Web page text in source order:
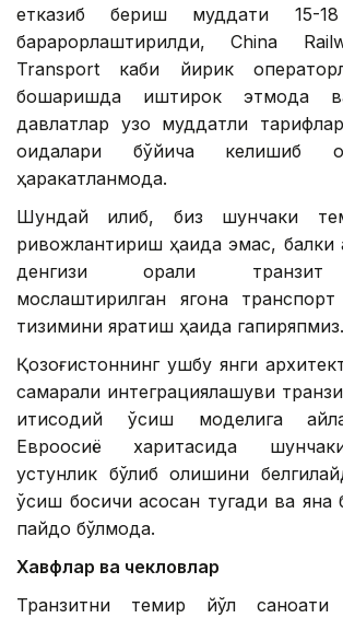
етказиб бериш муддати 15-
барқарорлаштирилди, China
Transport каби йирик
бошқаришда иштирок этмоқда
давлатлар узоқ муддатли
қоидалари бўйича келишиб
ҳаракатланмоқда.
Шундай қилиб, биз шунчаки
ривожлантириш ҳақида эмас, балки
денгизи орқали транзит
мослаштирилган ягона
тизимини яратиш ҳақида гапиряпмиз.
Қозоғистоннинг ушбу янги
самарали интеграциялашуви
иқтисодий ўсиш моделига
Евроосиё харитасида
устунлик бўлиб қолишини
ўсиш босқичи асосан тугади ва яна
пайдо бўлмоқда.
Хавфлар ва чекловлар
Транзитни темир йўл саноати